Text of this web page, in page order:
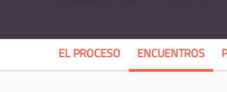
EL PROCESO ENCUENTROS